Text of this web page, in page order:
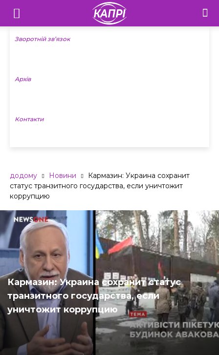
Телебачення
«Капрі»
Новини
Зворотній зв’язок
Архів
Контакти
додому Новини
Кармазин: Украина сохранит
статус транзитного государства, если уничтожит
коррупцию
Кармазин: Украина сохранит статус
транзитного государства, если
уничтожит коррупцию